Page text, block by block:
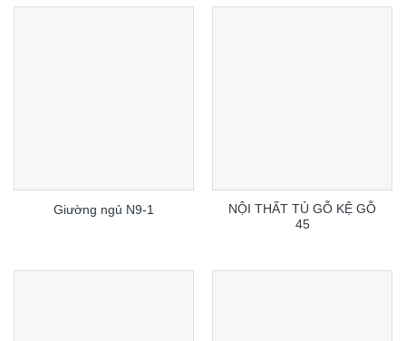
Giường ngủ N9-1
NỘI THẤT TỦ GỖ KỆ GỖ
45